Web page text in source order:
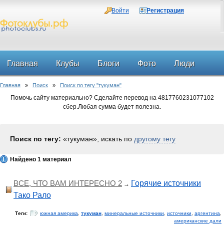
Войти Регистрация
Главная Клубы Блоги Фото Люди
Форум
Главная » Поиск » Поиск по тегу "тукуман"
Помочь сайту материально? Сделайте перевод на 4817760231077102
сбер.Любая сумма будет полезна.
Поиск по тегу: «тукуман», искать по другому тегу
Найдено 1 материал
ВСЕ, ЧТО ВАМ ИНТЕРЕСНО 2 → Горячие источники
Тако Рало
Теги: южная америка тукуман минеральные источники источники аргентина
американские дали